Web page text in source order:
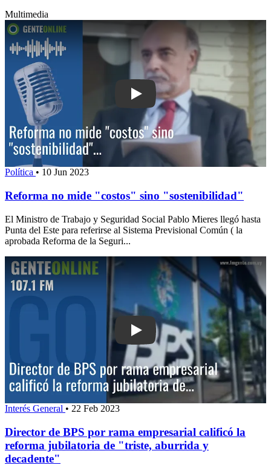
Multimedia
Play: Reforma no mide "costos" sino
Política • 10 Jun 2023
Reforma no mide "costos" sino "sostenibilidad"
El Ministro de Trabajo y Seguridad Social Pablo Mieres llegó hasta
Punta del Este para referirse al Sistema Previsional Común ( la
aprobada Reforma de la Seguri...
Play: Director de BPS por rama
Interés General • 22 Feb 2023
Director de BPS por rama empresarial calificó la
reforma jubilatoria de "triste, aburrida y
decadente"